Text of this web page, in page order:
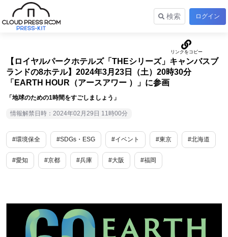
検索 ログイン
【ロイヤルパークホテルズ「THEシリーズ」キャンバスブ
ランドの8ホテル】2024年3月23日（土）20時30分
「EARTH HOUR（アースアワー ）」に参画
「地球のための1時間をすごしましょう」
情報解禁日時：2024年02月29日 11時00分
#環境保全 #SDGs・ESG #イベント #東京 #北海道
#愛知 #京都 #兵庫 #大阪 #福岡